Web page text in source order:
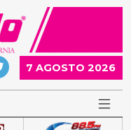
7 AGOSTO 2026